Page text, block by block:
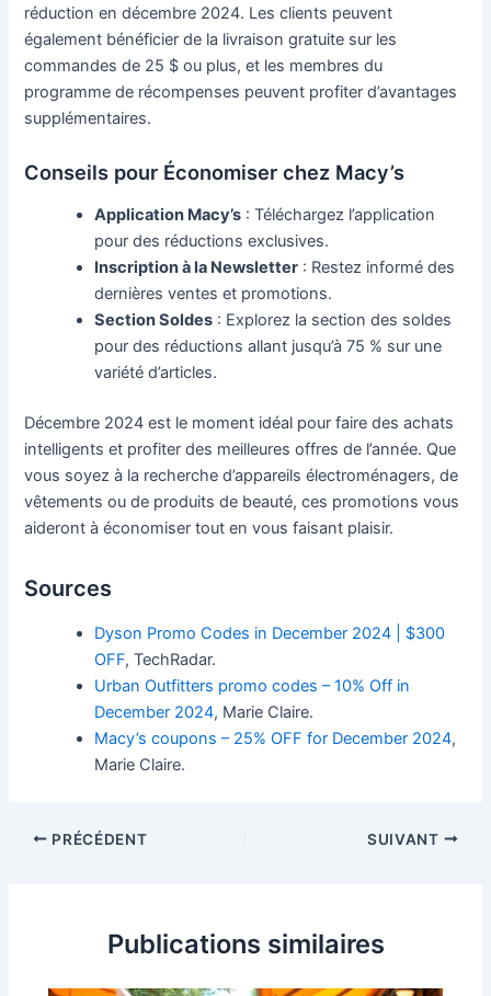
réduction en décembre 2024. Les clients peuvent
également bénéficier de la livraison gratuite sur les
commandes de 25 $ ou plus, et les membres du
programme de récompenses peuvent profiter d’avantages
supplémentaires.
Conseils pour Économiser chez Macy’s
Application Macy’s : Téléchargez l’application
pour des réductions exclusives.
Inscription à la Newsletter : Restez informé des
dernières ventes et promotions.
Section Soldes : Explorez la section des soldes
pour des réductions allant jusqu’à 75 % sur une
variété d’articles.
Décembre 2024 est le moment idéal pour faire des achats
intelligents et profiter des meilleures offres de l’année. Que
vous soyez à la recherche d’appareils électroménagers, de
vêtements ou de produits de beauté, ces promotions vous
aideront à économiser tout en vous faisant plaisir.
Sources
Dyson Promo Codes in December 2024 | $300
OFF, TechRadar.
Urban Outfitters promo codes – 10% Off in
December 2024, Marie Claire.
Macy’s coupons – 25% OFF for December 2024,
Marie Claire.
NavigationPRÉCÉDENT SUIVANT
Publications similaires